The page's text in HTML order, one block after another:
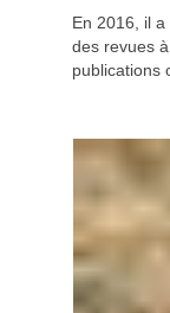
En 2016, il
des revues
publications